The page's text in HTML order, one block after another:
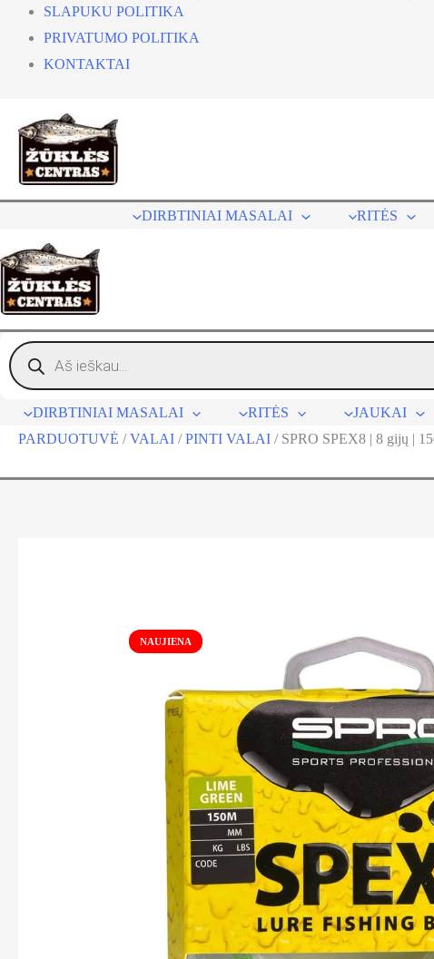
SLAPUKU POLITIKA
PRIVATUMO POLITIKA
KONTAKTAI
prie
turinio
DIRBTINIAI MASALAI RITĖS
Products
search
DIRBTINIAI MASALAI RITĖS JAUKAI
PARDUOTUVĖ /VALAI /PINTI VALAI / SPRO SPEX8 | 8 gijų |
NAUJIENA